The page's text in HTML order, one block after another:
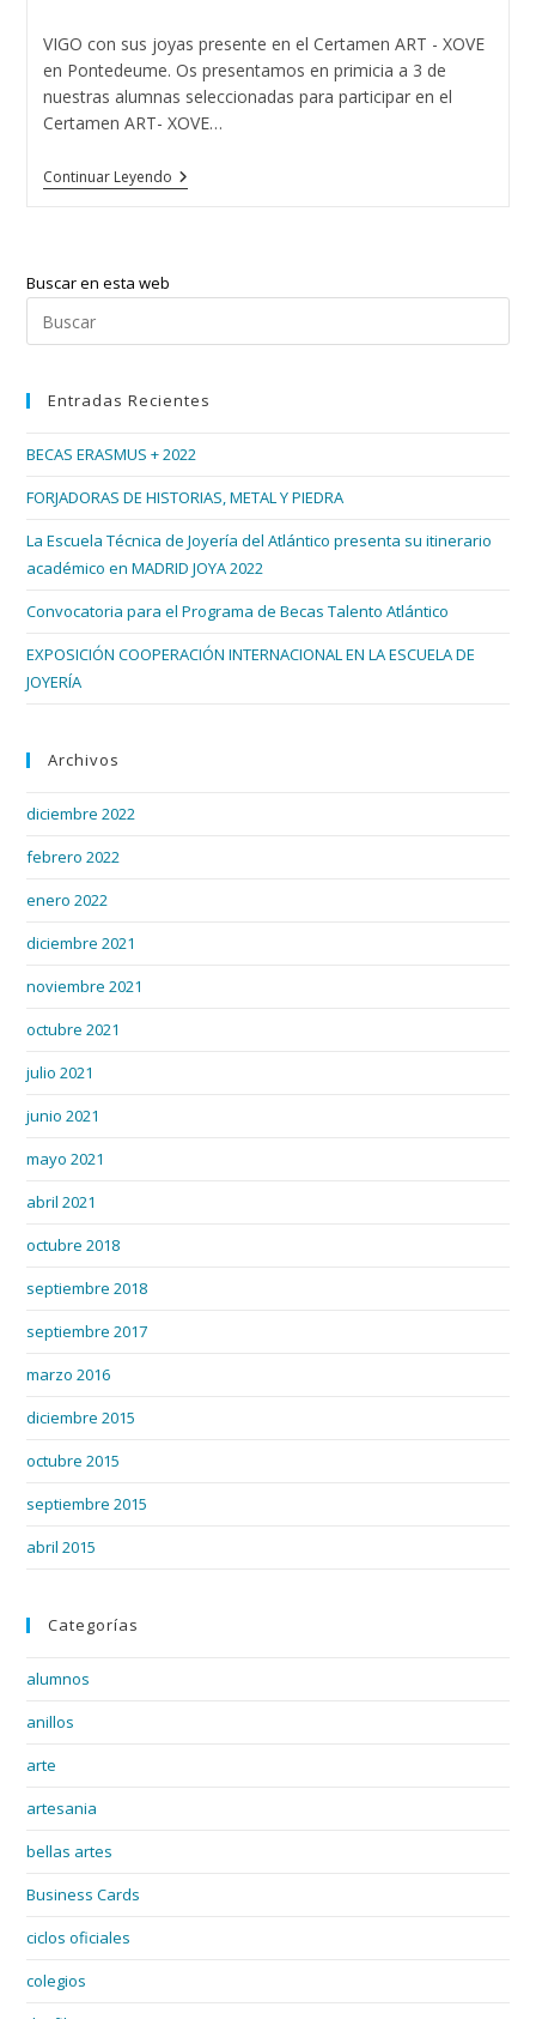
VIGO con sus joyas presente en el Certamen ART - XOVE
en Pontedeume. Os presentamos en primicia a 3 de
nuestras alumnas seleccionadas para participar en el
Certamen ART- XOVE…
Continuar LeyendoVarias
Diseñadoras
Escuela
Del
En
XOVE
Buscar en esta web
Entradas Recientes
BECAS ERASMUS + 2022
FORJADORAS DE HISTORIAS, METAL Y PIEDRA
La Escuela Técnica de Joyería del Atlántico presenta su itinerario
académico en MADRID JOYA 2022
Convocatoria para el Programa de Becas Talento Atlántico
EXPOSICIÓN COOPERACIÓN INTERNACIONAL EN LA ESCUELA DE
JOYERÍA
Archivos
diciembre 2022
febrero 2022
enero 2022
diciembre 2021
noviembre 2021
octubre 2021
julio 2021
junio 2021
mayo 2021
abril 2021
octubre 2018
septiembre 2018
septiembre 2017
marzo 2016
diciembre 2015
octubre 2015
septiembre 2015
abril 2015
Categorías
alumnos
anillos
arte
artesania
bellas artes
Business Cards
ciclos oficiales
colegios